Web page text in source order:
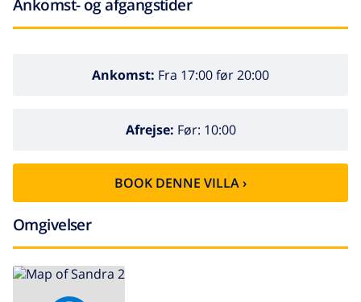
Ankomst- og afgangstider
Ankomst: Fra 17:00 før 20:00
Afrejse: Før: 10:00
BOOK DENNE VILLA ›
Omgivelser